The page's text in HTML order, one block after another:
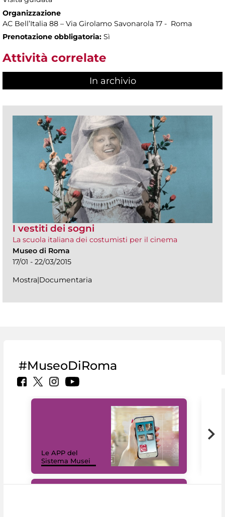
Organizzazione
AC Bell’Italia 88 – Via Girolamo Savonarola 17 - Roma
Prenotazione obbligatoria: Sì
Attività correlate
In archivio
I vestiti dei sogni
La scuola italiana dei costumisti per il cinema
Museo di Roma
17/01 - 22/03/2015
Mostra|Documentaria
#MuseoDiRoma
Le APP del
Sistema Musei